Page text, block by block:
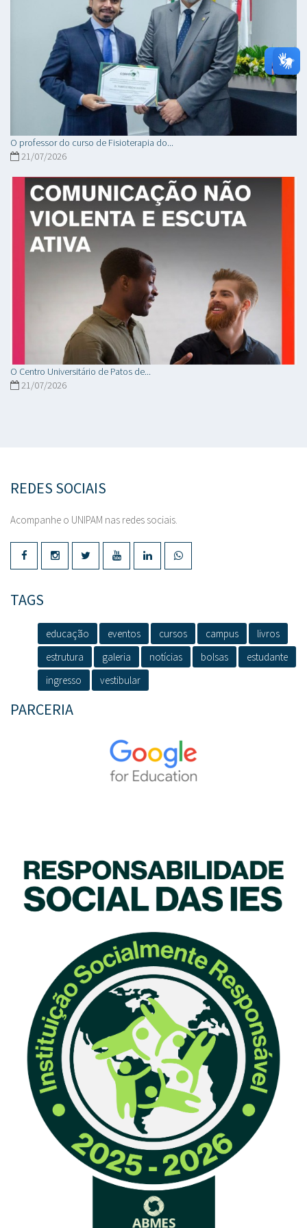
O professor do curso de Fisioterapia do...
21/07/2026
O Centro Universitário de Patos de...
21/07/2026
REDES SOCIAIS
Acompanhe o UNIPAM nas redes sociais.
TAGS
educação eventos cursos campus
livros
estrutura
galeria notícias bolsas
estudante
ingresso
vestibular
PARCERIA